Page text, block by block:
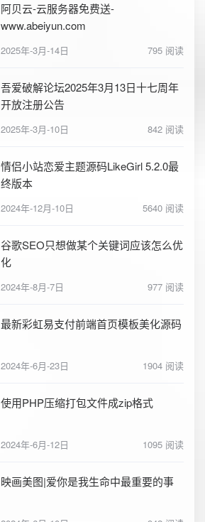
阿贝云-云服务器免费送-
www.abeiyun.com
2025年-3月-14日 795 阅读
吾爱破解论坛2025年3月13日十七周年
开放注册公告
2025年-3月-10日 842 阅读
情侣小站恋爱主题源码LikeGirl 5.2.0最
终版本
2024年-12月-10日 5640 阅读
谷歌SEO只想做某个关键词应该怎么优
化
2024年-8月-7日 977 阅读
最新彩虹易支付前端首页模板美化源码
2024年-6月-23日 1904 阅读
使用PHP压缩打包文件成zip格式
2024年-6月-12日 1095 阅读
映画美图|爱你是我生命中最重要的事